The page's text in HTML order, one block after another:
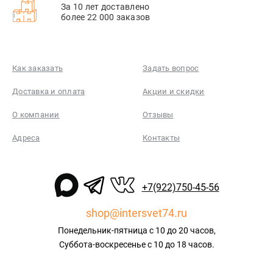
За 10 лет доставлено
более 22 000 заказов
Как заказать Задать вопрос
Доставка и оплата Акции и скидки
О компании Отзывы
Адреса Контакты
+7(922)750-45-56
shop@intersvet74.ru
Понедельник-пятница с 10 до 20 часов,
Суббота-воскресенье с 10 до 18 часов.